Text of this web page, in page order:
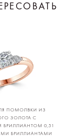
ПОМОЛВКИ ИЗ
ЗОЛОТА С
БРИЛЛИАНТОМ 0,51
БРИЛЛИАНТАМИ